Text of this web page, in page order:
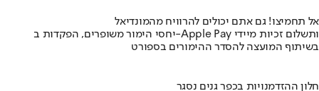
אל תחמיצו! גם אתם יכולים להרוויח מהמונדיאל
יחסי הימור משופרים, הפקדות ב-Apple Pay ותשלום זכיות מיידי
בשיתוף המועצה להסדר ההימורים בספורט
חלון ההזדמנויות בכפר גנים נסגר